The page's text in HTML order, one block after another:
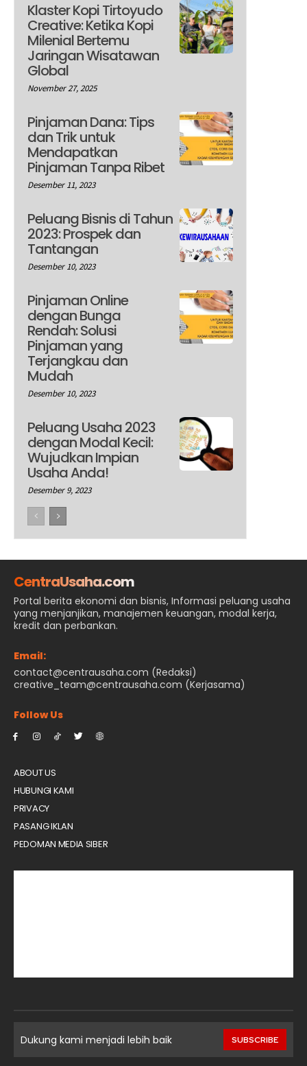
Klaster Kopi Tirtoyudo
Creative: Ketika Kopi
Milenial Bertemu
Jaringan Wisatawan
Global
November 27, 2025
Pinjaman Dana: Tips
dan Trik untuk
Mendapatkan
Pinjaman Tanpa Ribet
Desember 11, 2023
Peluang Bisnis di Tahun
2023: Prospek dan
Tantangan
Desember 10, 2023
Pinjaman Online
dengan Bunga
Rendah: Solusi
Pinjaman yang
Terjangkau dan
Mudah
Desember 10, 2023
Peluang Usaha 2023
dengan Modal Kecil:
Wujudkan Impian
Usaha Anda!
Desember 9, 2023
CentraUsaha.com
Portal berita ekonomi dan bisnis, Informasi peluang usaha
yang menjanjikan, manajemen keuangan, modal kerja,
kredit dan perbankan.
Email:
contact@centrausaha.com (Redaksi)
creative_team@centrausaha.com (Kerjasama)
Follow Us
ABOUT US
HUBUNGI KAMI
PRIVACY
PASANG IKLAN
PEDOMAN MEDIA SIBER
Dukung kami menjadi lebih baik SUBSCRIBE